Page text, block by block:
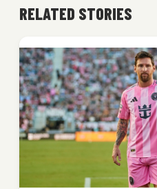
RELATED STORIES